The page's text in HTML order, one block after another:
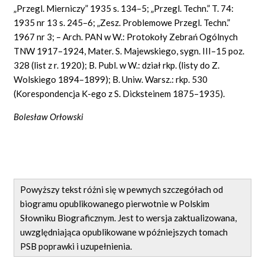
„Przegl. Mierniczy” 1935 s. 134–5; „Przegl. Techn.” T. 74:
1935 nr 13 s. 245–6; „Zesz. Problemowe Przegl. Techn.”
1967 nr 3; – Arch. PAN w W.: Protokoły Zebrań Ogólnych
TNW 1917–1924, Mater. S. Majewskiego, sygn. III–15 poz.
328 (list z r. 1920); B. Publ. w W.: dział rkp. (listy do Z.
Wolskiego 1894–1899); B. Uniw. Warsz.: rkp. 530
(Korespondencja K-ego z S. Dicksteinem 1875–1935).
Bolesław Orłowski
Powyższy tekst różni się w pewnych szczegółach od
biogramu opublikowanego pierwotnie w Polskim
Słowniku Biograficznym. Jest to wersja zaktualizowana,
uwzględniająca opublikowane w późniejszych tomach
PSB poprawki i uzupełnienia.